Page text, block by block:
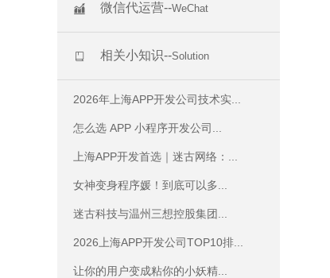
微信代运营--WeChat
相关小知识--Solution
2026年上海APP开发公司技术实...
怎么选 APP 小程序开发公司...
上海APP开发首选｜迷古网络：...
女神变身程序媛！到底可以多...
迷古科技与温州三想控股集团...
2026上海APP开发公司TOP10排...
让你的用户变成粘你的小妖精...